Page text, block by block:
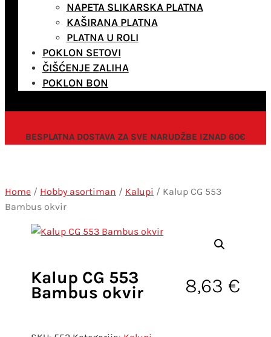
NAPETA SLIKARSKA PLATNA
KAŠIRANA PLATNA
PLATNA U ROLI
POKLON SETOVI
ČIŠĆENJE ZALIHA
POKLON BON
BESPLATNA DOSTAVA ZA SVE NARUDŽBE IZNAD 60€
Home / Hobby asortiman / Kalupi / Kalup CG 553
Bambus okvir
Kalup CG 553
Bambus okvir 8,63 €